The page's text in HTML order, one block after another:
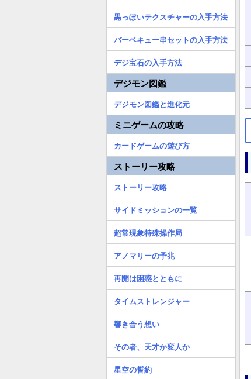
黒っぽいテクスチャーの入手方法
バーベキュー串セットの入手方法
デジ宝石の入手方法
デジモン図鑑
デジモン図鑑と進化元
ミニゲームの攻略
カードゲームの遊び方
ストーリー攻略
ストーリー攻略
サイドミッションの一覧
超常現象特殊操作局
アノマリーの予兆
再開は困惑とともに
タイムストレンジャー
響き合う想い
その者、天才か変人か
星空の誓約